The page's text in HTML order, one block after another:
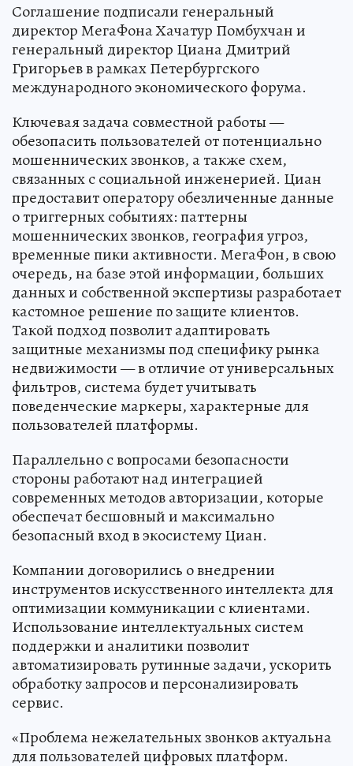
Соглашение подписали генеральный
директор МегаФона Хачатур Помбухчан и
генеральный директор Циана Дмитрий
Григорьев в рамках Петербургского
международного экономического форума.
Ключевая задача совместной работы —
обезопасить пользователей от потенциально
мошеннических звонков, а также схем,
связанных с социальной инженерией. Циан
предоставит оператору обезличенные данные
о триггерных событиях: паттерны
мошеннических звонков, география угроз,
временные пики активности. МегаФон, в свою
очередь, на базе этой информации, больших
данных и собственной экспертизы разработает
кастомное решение по защите клиентов.
Такой подход позволит адаптировать
защитные механизмы под специфику рынка
недвижимости — в отличие от универсальных
фильтров, система будет учитывать
поведенческие маркеры, характерные для
пользователей платформы.
Параллельно с вопросами безопасности
стороны работают над интеграцией
современных методов авторизации, которые
обеспечат бесшовный и максимально
безопасный вход в экосистему Циан.
Компании договорились о внедрении
инструментов искусственного интеллекта для
оптимизации коммуникации с клиентами.
Использование интеллектуальных систем
поддержки и аналитики позволит
автоматизировать рутинные задачи, ускорить
обработку запросов и персонализировать
сервис.
«Проблема нежелательных звонков актуальна
для пользователей цифровых платформ.